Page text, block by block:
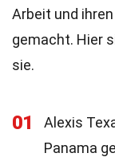
Arbeit und
gemacht. Hier
sie.
01
Alexis
Panama